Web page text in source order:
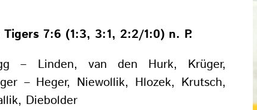
7:6 (1:3, 3:1, 2:2/1:0) n. P.
– Linden, van den Hurk, Krüger,
– Heger, Niewollik, Hlozek, Krutsch,
Diebolder